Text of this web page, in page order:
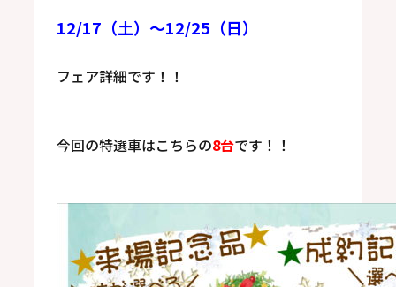
12/17（土）～12/25（日）
フェア詳細です！！
今回の特選車はこちらの8台です！！